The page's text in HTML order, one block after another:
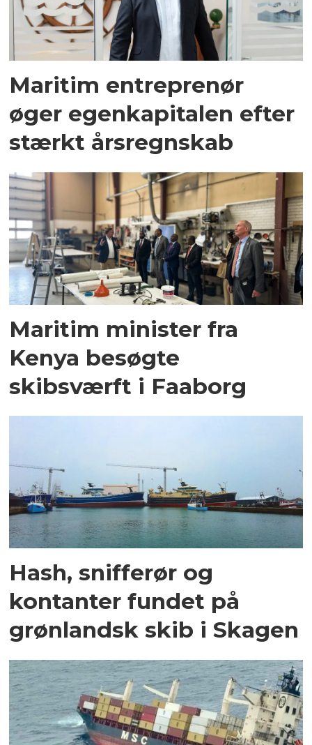
Maritim entreprenør
øger egenkapitalen efter
stærkt årsregnskab
Maritim minister fra
Kenya besøgte
skibsværft i Faaborg
Hash, snifferør og
kontanter fundet på
grønlandsk skib i Skagen